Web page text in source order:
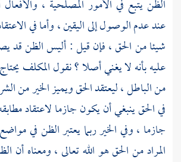
الظن يتبع في الأمور المصلحية ، والأفعال
عند عدم الوصول إلى اليقين ، وأما في
شيئا من الحق ، فإن قيل : أليس الظن
عليه بأنه لا يغني أصلا ؟ نقول المكلف
من الباطل ، ليعتقد الحق ويميز الخير من
في الحق ينبغي أن يكون جازما لاعتقاد
جازما ، وفي الخير ربما يعتبر الظن في
المراد من الحق هو الله تعالى ، ومعناه أن